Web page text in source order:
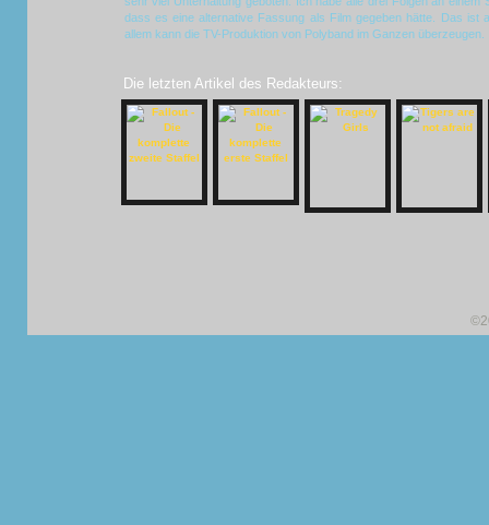
dass es eine alternative Fassung als Film gegeben hätte. Das ist
allem kann die TV-Produktion von Polyband im Ganzen überzeugen.
Die letzten Artikel des Redakteurs: